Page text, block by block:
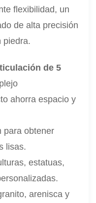
flexibilidad, un
de alta precisión
piedra.
de 5
ahorra espacio y
para obtener
lisas.
estatuas,
arenisca y